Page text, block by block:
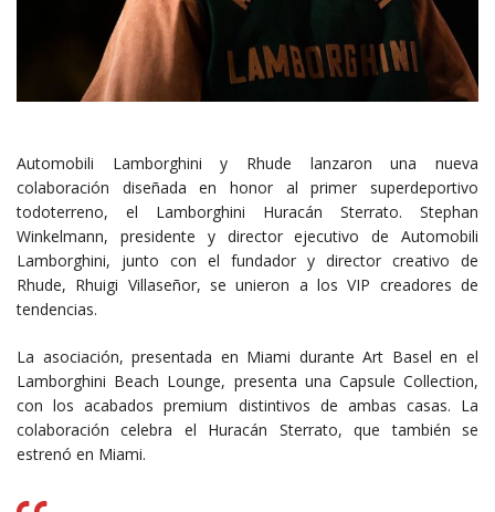
Automobili Lamborghini y Rhude lanzaron una nueva
colaboración diseñada en honor al primer superdeportivo
todoterreno, el Lamborghini Huracán Sterrato. Stephan
Winkelmann, presidente y director ejecutivo de Automobili
Lamborghini, junto con el fundador y director creativo de
Rhude, Rhuigi Villaseñor, se unieron a los VIP creadores de
tendencias.
La asociación, presentada en Miami durante Art Basel en el
Lamborghini Beach Lounge, presenta una Capsule Collection,
con los acabados premium distintivos de ambas casas. La
colaboración celebra el Huracán Sterrato, que también se
estrenó en Miami.